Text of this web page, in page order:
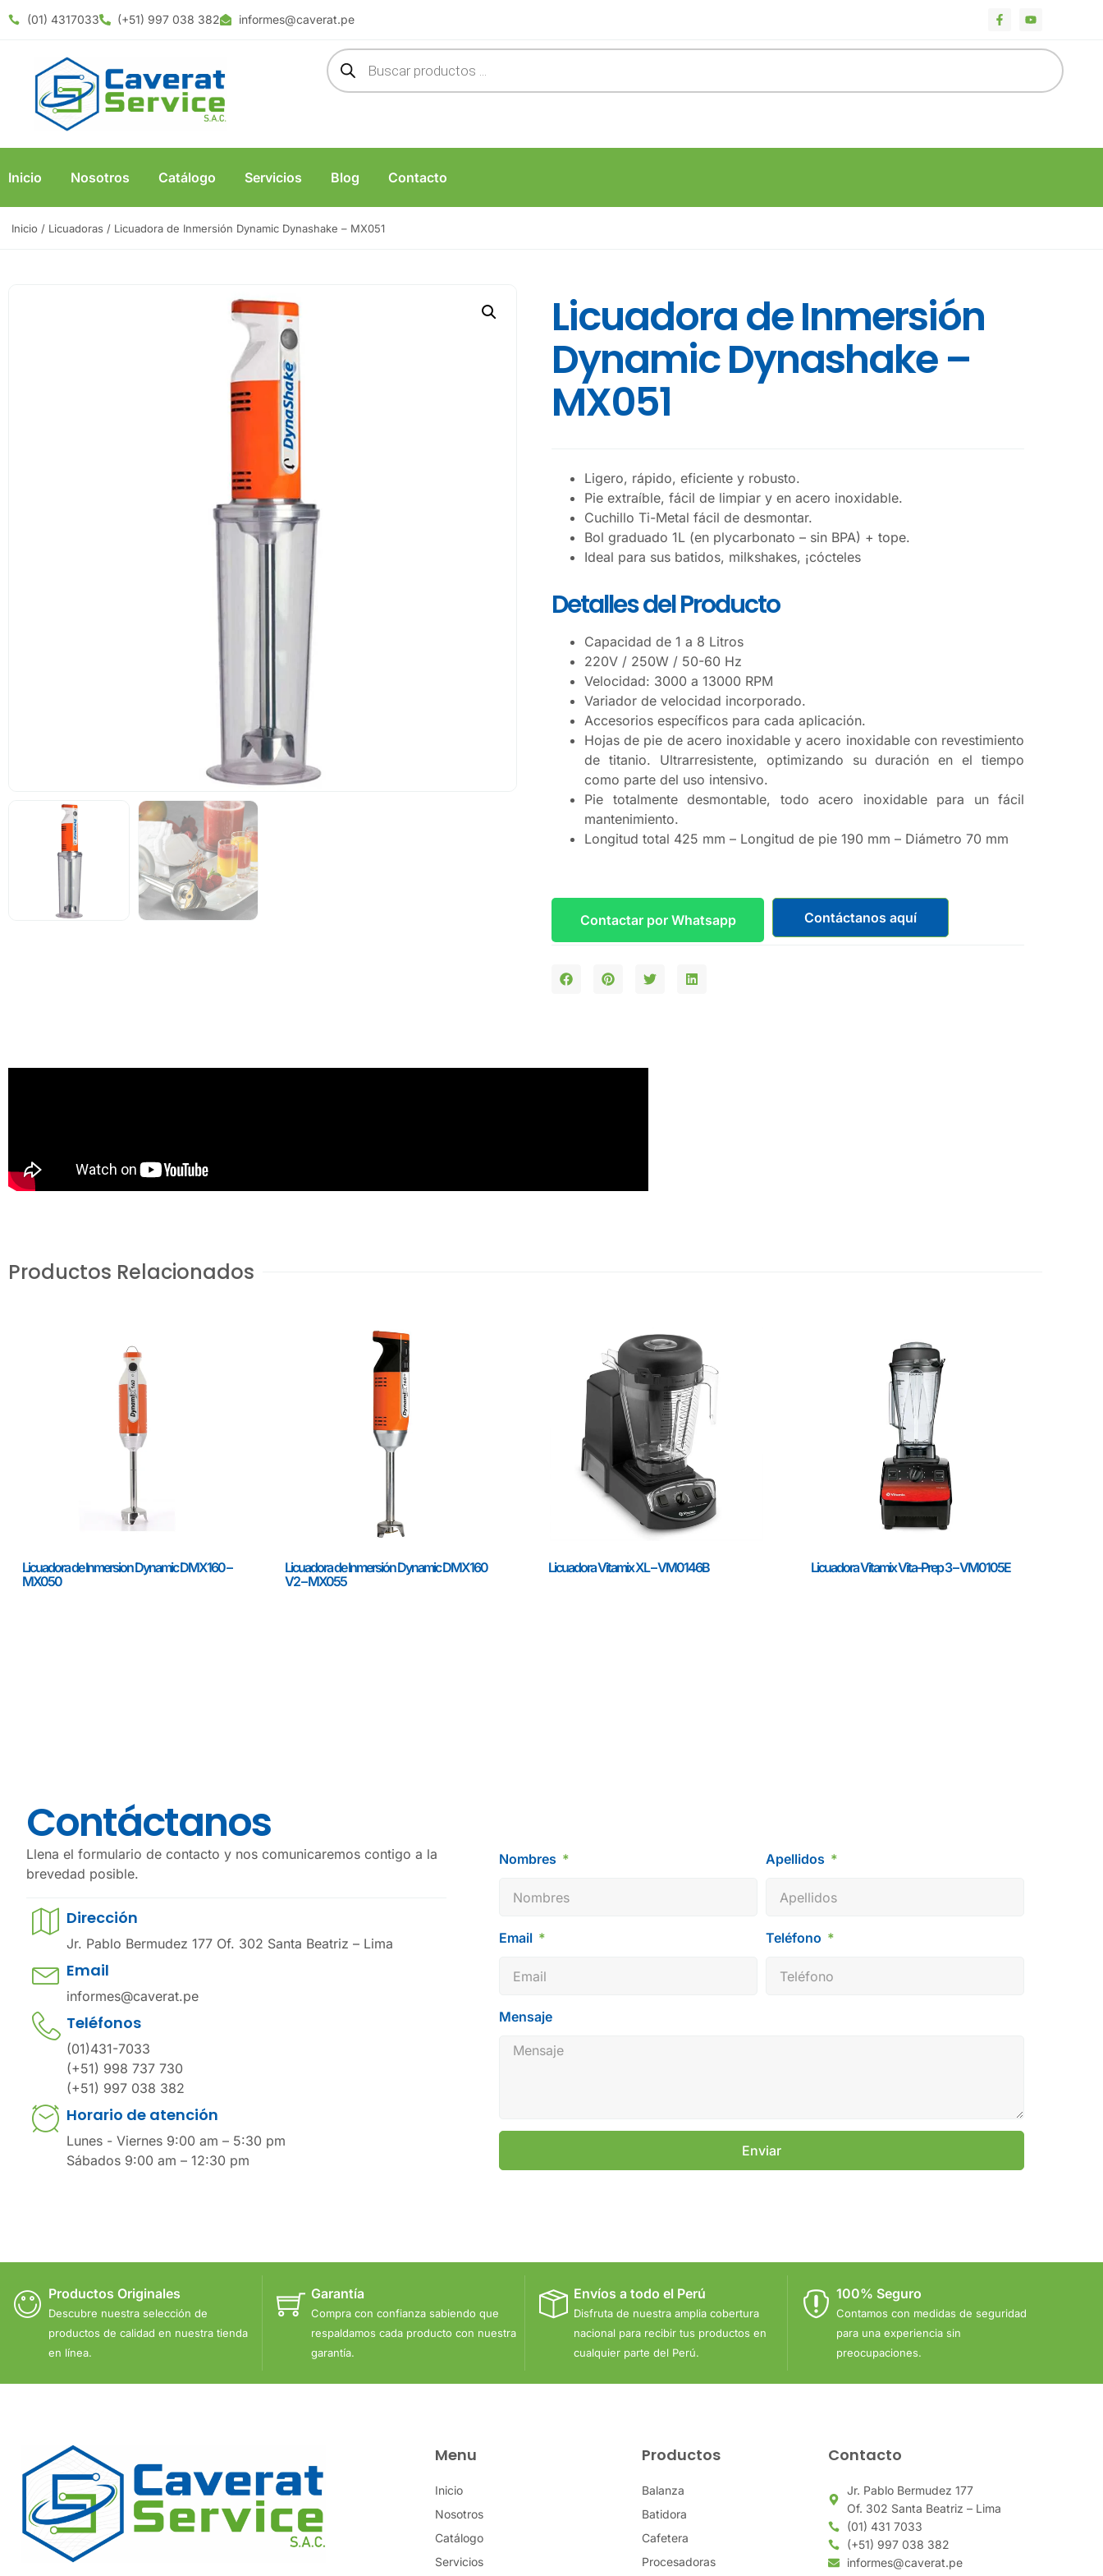
(01) 4317033 (+51) 997 038 382 informes@caverat.pe
Inicio Nosotros Catálogo Servicios Blog Contacto
Inicio / Licuadoras / Licuadora de Inmersión Dynamic Dynashake – MX051
Licuadora de Inmersión
Dynamic Dynashake –
MX051
Ligero, rápido, eficiente y robusto.
Pie extraíble, fácil de limpiar y en acero inoxidable.
Cuchillo Ti-Metal fácil de desmontar.
Bol graduado 1L (en plycarbonato – sin BPA) + tope.
Ideal para sus batidos, milkshakes, ¡cócteles
Detalles del Producto
Capacidad de 1 a 8 Litros
220V / 250W / 50-60 Hz
Velocidad: 3000 a 13000 RPM
Variador de velocidad incorporado.
Accesorios específicos para cada aplicación.
Hojas de pie de acero inoxidable y acero inoxidable con revestimiento
de titanio. Ultrarresistente, optimizando su duración en el tiempo
como parte del uso intensivo.
Pie totalmente desmontable, todo acero inoxidable para un fácil
mantenimiento.
Longitud total 425 mm – Longitud de pie 190 mm – Diámetro 70 mm
Contactar por Whatsapp Contáctanos aquí
Productos Relacionados
Licuadora de Inmersion Dynamic DMX160 –
MX050
Licuadora de Inmersión Dynamic DMX160
V2 – MX055
Licuadora Vitamix XL – VM0146B Licuadora Vitamix Vita-Prep 3 – VM0105E
Contáctanos
Llena el formulario de contacto y nos comunicaremos contigo a la
brevedad posible.
Dirección
Jr. Pablo Bermudez 177 Of. 302 Santa Beatriz – Lima
Email
informes@caverat.pe
Teléfonos
(01)431-7033
(+51) 998 737 730
(+51) 997 038 382
Horario de atención
Lunes - Viernes 9:00 am – 5:30 pm
Sábados 9:00 am – 12:30 pm
Nombres Apellidos
Email Teléfono
Mensaje
Enviar
Productos Originales
Descubre nuestra selección de
productos de calidad en nuestra tienda
en línea.
Garantía
Compra con confianza sabiendo que
respaldamos cada producto con nuestra
garantía.
Envíos a todo el Perú
Disfruta de nuestra amplia cobertura
nacional para recibir tus productos en
cualquier parte del Perú.
100% Seguro
Contamos con medidas de seguridad
para una experiencia sin
preocupaciones.
Menu
Inicio
Nosotros
Catálogo
Servicios
Productos
Balanza
Batidora
Cafetera
Procesadoras
Contacto
Jr. Pablo Bermudez 177
Of. 302 Santa Beatriz – Lima
(01) 431 7033
(+51) 997 038 382
informes@caverat.pe